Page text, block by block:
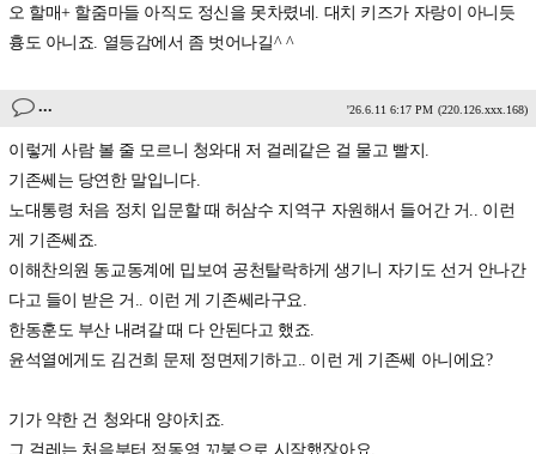
오 할매+ 할줌마들 아직도 정신을 못차렸네. 대치 키즈가 자랑이 아니듯
흉도 아니죠. 열등감에서 좀 벗어나길^ ^
... '26.6.11 6:17 PM (220.126.xxx.168)
이렇게 사람 볼 줄 모르니 청와대 저 걸레같은 걸 물고 빨지.
기존쎄는 당연한 말입니다.
노대통령 처음 정치 입문할 때 허삼수 지역구 자원해서 들어간 거.. 이런
게 기존쎄죠.
이해찬의원 동교동계에 밉보여 공천탈락하게 생기니 자기도 선거 안나간
다고 들이 받은 거.. 이런 게 기존쎄라구요.
한동훈도 부산 내려갈 때 다 안된다고 했죠.
윤석열에게도 김건희 문제 정면제기하고.. 이런 게 기존쎄 아니에요?
기가 약한 건 청와대 양아치죠.
그 걸레는 처음부터 정동영 꼬붕으로 시작했잖아요.